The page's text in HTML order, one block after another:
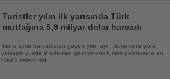
Oku
Turistler yılın ilk yarısında Türk
mutfağına 5,9 milyar dolar harcadı
Yeme içme harcamaları geçen yılın aynı dönemine göre
yaklaşık yüzde 9 artarken gastronomi turizm gelirlerinde en
büyük kalem oldu